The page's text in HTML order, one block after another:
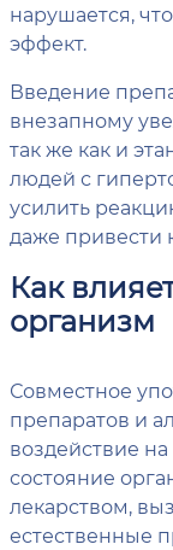
нарушается,
эффект.
Введение
внезапному
так же как и
людей с
усилить
даже привести
Как
организм
Совместное
препаратов и
воздействие
состояние
лекарством,
естественные